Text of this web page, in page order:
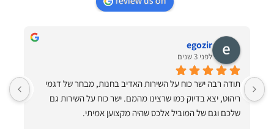
egozir
לפני 3 שנים
שלכם וגם של המוביל אלכס שהיה מקצוען אמיתי.